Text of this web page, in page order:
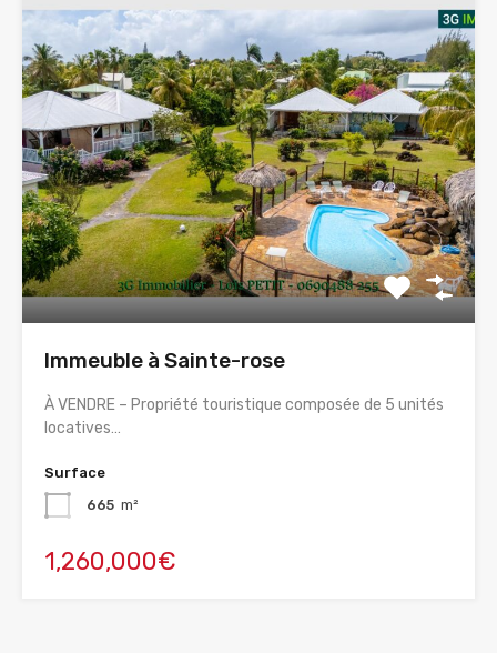
Immeuble à Sainte-rose
À VENDRE – Propriété touristique composée de 5 unités
locatives…
Surface
665 m²
1,260,000€